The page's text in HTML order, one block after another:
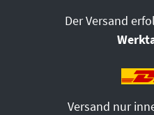
Der Versand
Versand nur